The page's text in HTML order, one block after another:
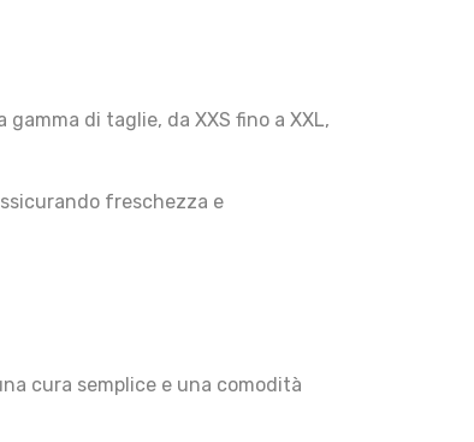
di taglie, da XXS fino a XXL,
freschezza e
cura semplice e una comodità